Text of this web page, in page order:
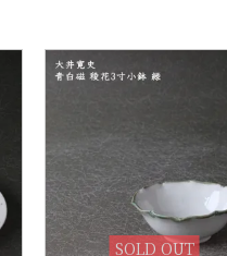
SOLD OUT